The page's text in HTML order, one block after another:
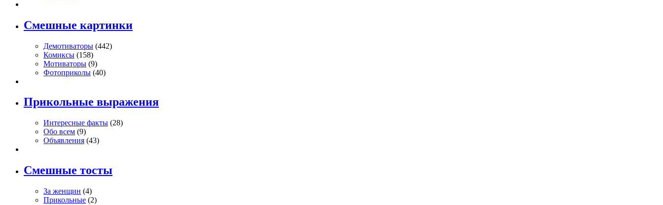
Смешные картинки
Демотиваторы (442)
Комиксы (158)
Мотиваторы (9)
Фотоприколы (40)
Прикольные выражения
Интересные факты (28)
Обо всем (9)
Объявления (43)
Смешные тосты
За женщин (4)
Прикольные (2)